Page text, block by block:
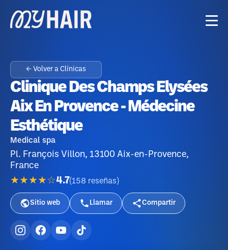
← Volver a Clínicas
Clinique Des Champs Elysées
Aix En Provence - Médecine
Esthétique
Medical spa
Pl. François Villon, 13100 Aix-en-Provence,
France
★★★★☆4.7(158 reseñas )
Sitio web Llamar Compartir